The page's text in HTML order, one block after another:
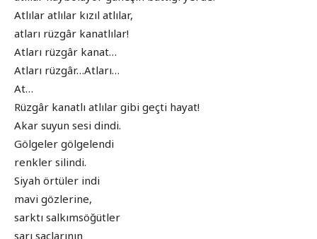
Atlılar atlılar kızıl atlılar,
atları rüzgâr kanatlılar!
Atları rüzgâr kanat…
Atları rüzgâr…Atları…
At…
Rüzgâr kanatlı atlılar gibi geçti hayat!
Akar suyun sesi dindi.
Gölgeler gölgelendi
renkler silindi.
Siyah örtüler indi
mavi gözlerine,
sarktı salkımsöğütler
sarı saçlarının